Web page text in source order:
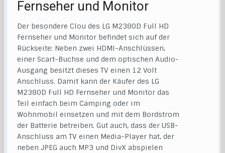
Fernseher und Monitor
Der besondere Clou des LG M2380D Full HD
Fernseher und Monitor befindet sich auf der
Rückseite: Neben zwei HDMI-Anschlüssen,
einer Scart-Buchse und dem optischen Audio-
Ausgang besitzt dieses TV einen 12 Volt
Anschluss. Damit kann der Käufer des LG
M2380D Full HD Fernseher und Monitor das
Teil einfach beim Camping oder im
Wohnmobil einsetzen und mit dem Bordstrom
der Batterie betreiben. Gut auch, dass der USB-
Anschluss am TV einen Media-Player hat, der
neben JPEG auch MP3 und DivX abspielen